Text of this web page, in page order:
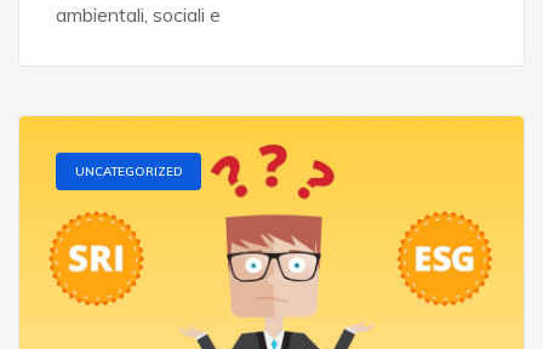
ambientali, sociali e
UNCATEGORIZED